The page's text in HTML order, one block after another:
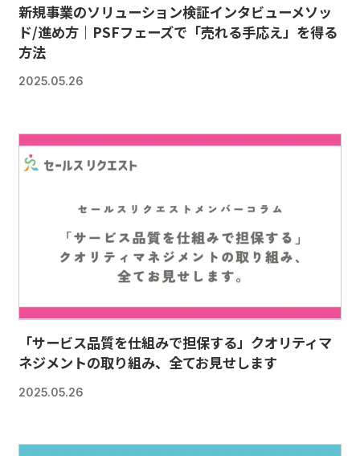
新規事業のソリューション検証インタビューメソッ
ド/進め方｜PSFフェーズで「売れる手応え」を得る
方法
2025.05.26
「サービス品質を仕組みで担保する」クオリティマ
ネジメントの取り組み、全てお見せします
2025.05.26